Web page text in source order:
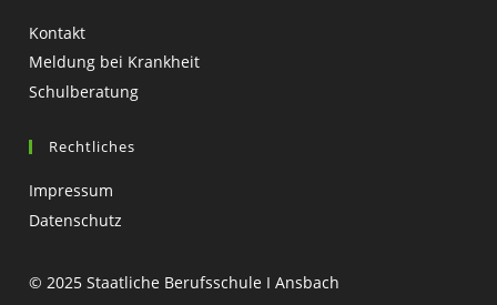
Kontakt
Meldung bei Krankheit
Schulberatung
Rechtliches
Impressum
Datenschutz
© 2025 Staatliche Berufsschule I Ansbach